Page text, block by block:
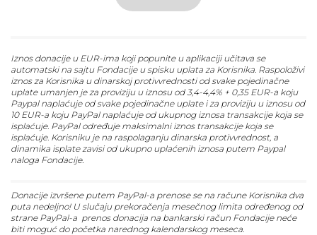
Iznos donacije u EUR-ima koji popunite u aplikaciji učitava se
automatski na sajtu Fondacije u spisku uplata za Korisnika. Raspoloživi
iznos za Korisnika u dinarskoj protivvrednosti od svake pojedinačne
uplate umanjen je za proviziju u iznosu od 3,4-4,4% + 0,35 EUR-a koju
Paypal naplaćuje od svake pojedinačne uplate i za proviziju u iznosu od
10 EUR-a koju PayPal naplaćuje od ukupnog iznosa transakcije koja se
isplaćuje. PayPal određuje maksimalni iznos transakcije koja se
isplaćuje. Korisniku je na raspolaganju dinarska protivvrednost, a
dinamika isplate zavisi od ukupno uplaćenih iznosa putem Paypal
naloga Fondacije.
Donacije izvršene putem PayPal-a prenose se na račune Korisnika dva
puta nedeljno! U slučaju prekoračenja mesečnog limita određenog od
strane PayPal-a prenos donacija na bankarski račun Fondacije neće
biti moguć do početka narednog kalendarskog meseca.